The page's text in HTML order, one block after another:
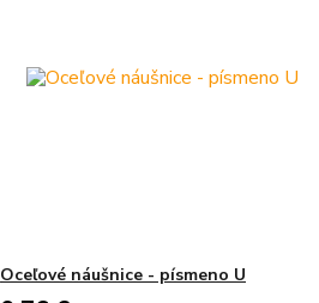
Oceľové náušnice - písmeno U